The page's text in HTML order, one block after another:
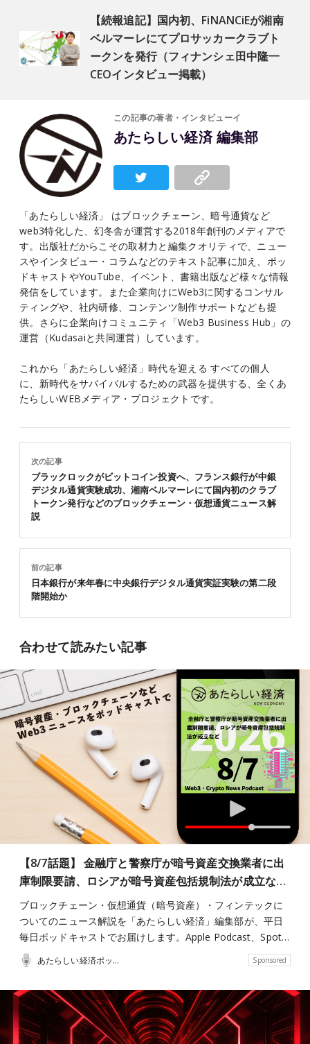
【続報追記】国内初、FiNANCiEが湘南
ベルマーレにてプロサッカークラブト
ークンを発行（フィナンシェ田中隆一
CEOインタビュー掲載）
この記事の著者・インタビューイ
あたらしい経済 編集部
「あたらしい経済」 はブロックチェーン、暗号通貨など
web3特化した、幻冬舎が運営する2018年創刊のメディアで
す。出版社だからこその取材力と編集クオリティで、ニュー
スやインタビュー・コラムなどのテキスト記事に加え、ポッ
ドキャストやYouTube、イベント、書籍出版など様々な情報
発信をしています。また企業向けにWeb3に関するコンサル
ティングや、社内研修、コンテンツ制作サポートなども提
供。さらに企業向けコミュニティ「Web3 Business Hub」の
運営（Kudasaiと共同運営）しています。
これから「あたらしい経済」時代を迎える すべての個人
に、新時代をサバイバルするための武器を提供する、全くあ
たらしいWEBメディア・プロジェクトです。
前の記事
日本銀行が来年春に中央銀行デジタル通貨実証実験の第二段
階開始か
次の記事
ブラックロックがビットコイン投資へ、フランス銀行が中銀
デジタル通貨実験成功、湘南ベルマーレにて国内初のクラブ
トークン発行などのブロックチェーン・仮想通貨ニュース解
説
合わせて読みたい記事
【8/7話題】 金融庁と警察庁が暗号資産交換業者に出
庫制限要請、ロシアが暗号資産包括規制法が成立な…
ブロックチェーン・仮想通貨（暗号資産）・フィンテックに
ついてのニュース解説を「あたらしい経済」編集部が、平日
毎日ポッドキャストでお届けします。Apple Podcast、Spot…
あたらしい経済ポッドキャスト Sponsored